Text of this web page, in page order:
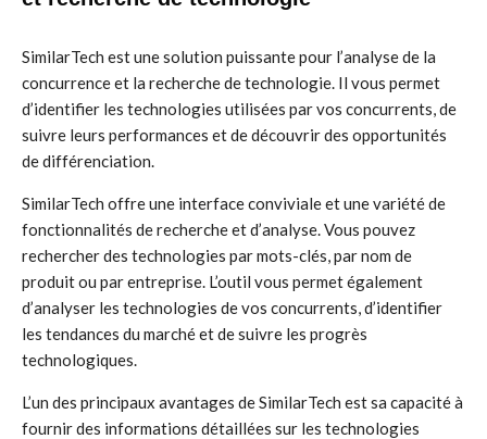
SimilarTech est une solution puissante pour l’analyse de la
concurrence et la recherche de technologie. Il vous permet
d’identifier les technologies utilisées par vos concurrents, de
suivre leurs performances et de découvrir des opportunités
de différenciation.
SimilarTech offre une interface conviviale et une variété de
fonctionnalités de recherche et d’analyse. Vous pouvez
rechercher des technologies par mots-clés, par nom de
produit ou par entreprise. L’outil vous permet également
d’analyser les technologies de vos concurrents, d’identifier
les tendances du marché et de suivre les progrès
technologiques.
L’un des principaux avantages de SimilarTech est sa capacité à
fournir des informations détaillées sur les technologies